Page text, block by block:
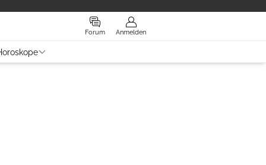
Forum Anmelden